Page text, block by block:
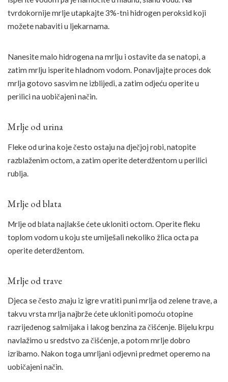
tvrdokornije mrlje utapkajte 3%-tni hidrogen peroksid koji
možete nabaviti u ljekarnama.
Nanesite malo hidrogena na mrlju i ostavite da se natopi, a
zatim mrlju isperite hladnom vodom. Ponavljajte proces dok
mrlja gotovo sasvim ne izblijedi, a zatim odjeću operite u
perilici na uobičajeni način.
Mrlje od urina
Fleke od urina koje često ostaju na dječjoj robi, natopite
razblaženim octom, a zatim operite deterdžentom u perilici
rublja.
Mrlje od blata
Mrlje od blata najlakše ćete ukloniti octom. Operite fleku
toplom vodom u koju ste umiješali nekoliko žlica octa pa
operite deterdžentom.
Mrlje od trave
Djeca se često znaju iz igre vratiti puni mrlja od zelene trave, a
takvu vrsta mrlja najbrže ćete ukloniti pomoću otopine
razrijeđenog salmijaka i lakog benzina za čišćenje. Bijelu krpu
navlažimo u sredstvo za čišćenje, a potom mrlje dobro
izribamo. Nakon toga umrljani odjevni predmet operemo na
uobičajeni način.